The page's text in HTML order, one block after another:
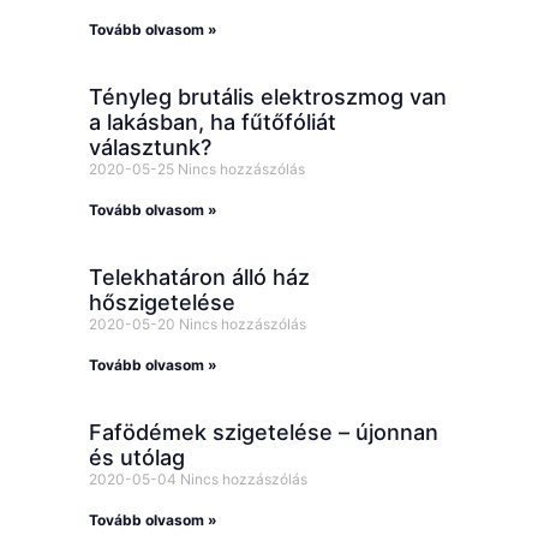
Tovább olvasom »
Tényleg brutális elektroszmog van
a lakásban, ha fűtőfóliát
választunk?
2020-05-25 Nincs hozzászólás
Tovább olvasom »
Telekhatáron álló ház
hőszigetelése
2020-05-20 Nincs hozzászólás
Tovább olvasom »
Fafödémek szigetelése – újonnan
és utólag
2020-05-04 Nincs hozzászólás
Tovább olvasom »